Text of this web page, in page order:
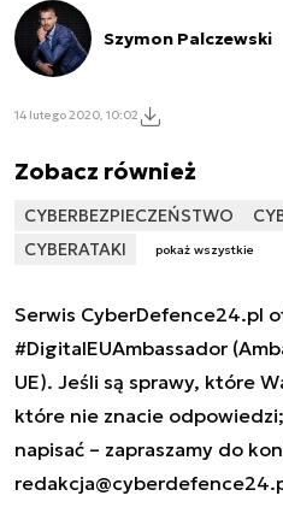
Szymon Palczewski
14 lutego 2020, 10:02
Zobacz również
CYBERBEZPIECZEŃSTWO
CYBERATAKI
pokaż wszystkie
Serwis CyberDefence24.pl
#DigitalEUAmbassador
UE). Jeśli są sprawy, które
które nie znacie
napisać – zapraszamy do